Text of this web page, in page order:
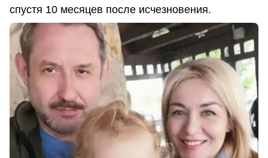
спустя 10 месяцев после исчезновения.